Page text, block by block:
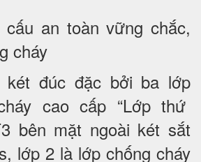
an toàn vững chắc,
cháy
đúc đặc bởi ba lớp
cao cấp “Lớp thứ
bên mặt ngoài két sắt
lớp 2 là lớp chống cháy